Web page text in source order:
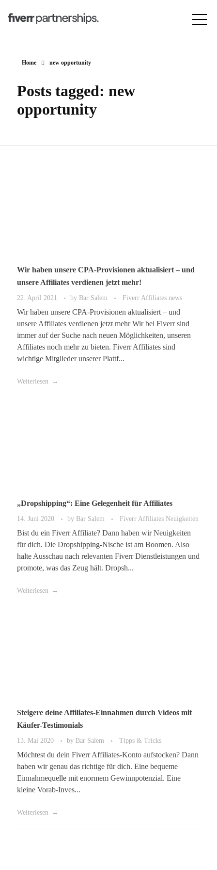
Home new opportunity
Posts tagged: new
opportunity
Wir haben unsere CPA-Provisionen aktualisiert – und
unsere Affiliates verdienen jetzt mehr!
22. April 2021 by Bar Salem Fiverr Affiliates news
Wir haben unsere CPA-Provisionen aktualisiert – und
unsere Affiliates verdienen jetzt mehr Wir bei Fiverr sind
immer auf der Suche nach neuen Möglichkeiten, unseren
Affiliates noch mehr zu bieten. Fiverr Affiliates sind
wichtige Mitglieder unserer Plattf...
Weiterlesen
„Dropshipping“: Eine Gelegenheit für Affiliates
14. Juni 2020 by Bar Salem Fiverr Affiliates Neuigkeiten
Bist du ein Fiverr Affiliate? Dann haben wir Neuigkeiten
für dich. Die Dropshipping-Nische ist am Boomen. Also
halte Ausschau nach relevanten Fiverr Dienstleistungen und
promote, was das Zeug hält. Dropsh...
Weiterlesen
Steigere deine Affiliates-Einnahmen durch Videos mit
Käufer-Testimonials
13. Mai 2020 by Bar Salem Tipps & Tricks
Möchtest du dein Fiverr Affiliates-Konto aufstocken? Dann
haben wir genau das richtige für dich. Eine bequeme
Einnahmequelle mit enormem Gewinnpotenzial. Eine
kleine Vorab-Inves...
Weiterlesen